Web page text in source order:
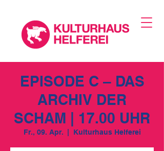
EPISODE C – DAS
ARCHIV DER
SCHAM | 17.00 UHR
Fr., 09. Apr.
  |
Kulturhaus Helferei